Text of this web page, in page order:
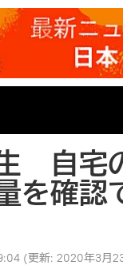
自宅
を確認
(更新: 2020年3月